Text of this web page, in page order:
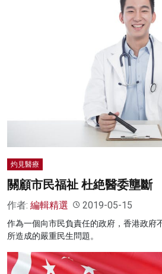
灼見醫療
關顧市民福祉 杜絶醫委壟斷
作者: 編輯精選 2019-05-15
作為一個向市民負責任的政府，香港政府
所造成的嚴重民生問題。